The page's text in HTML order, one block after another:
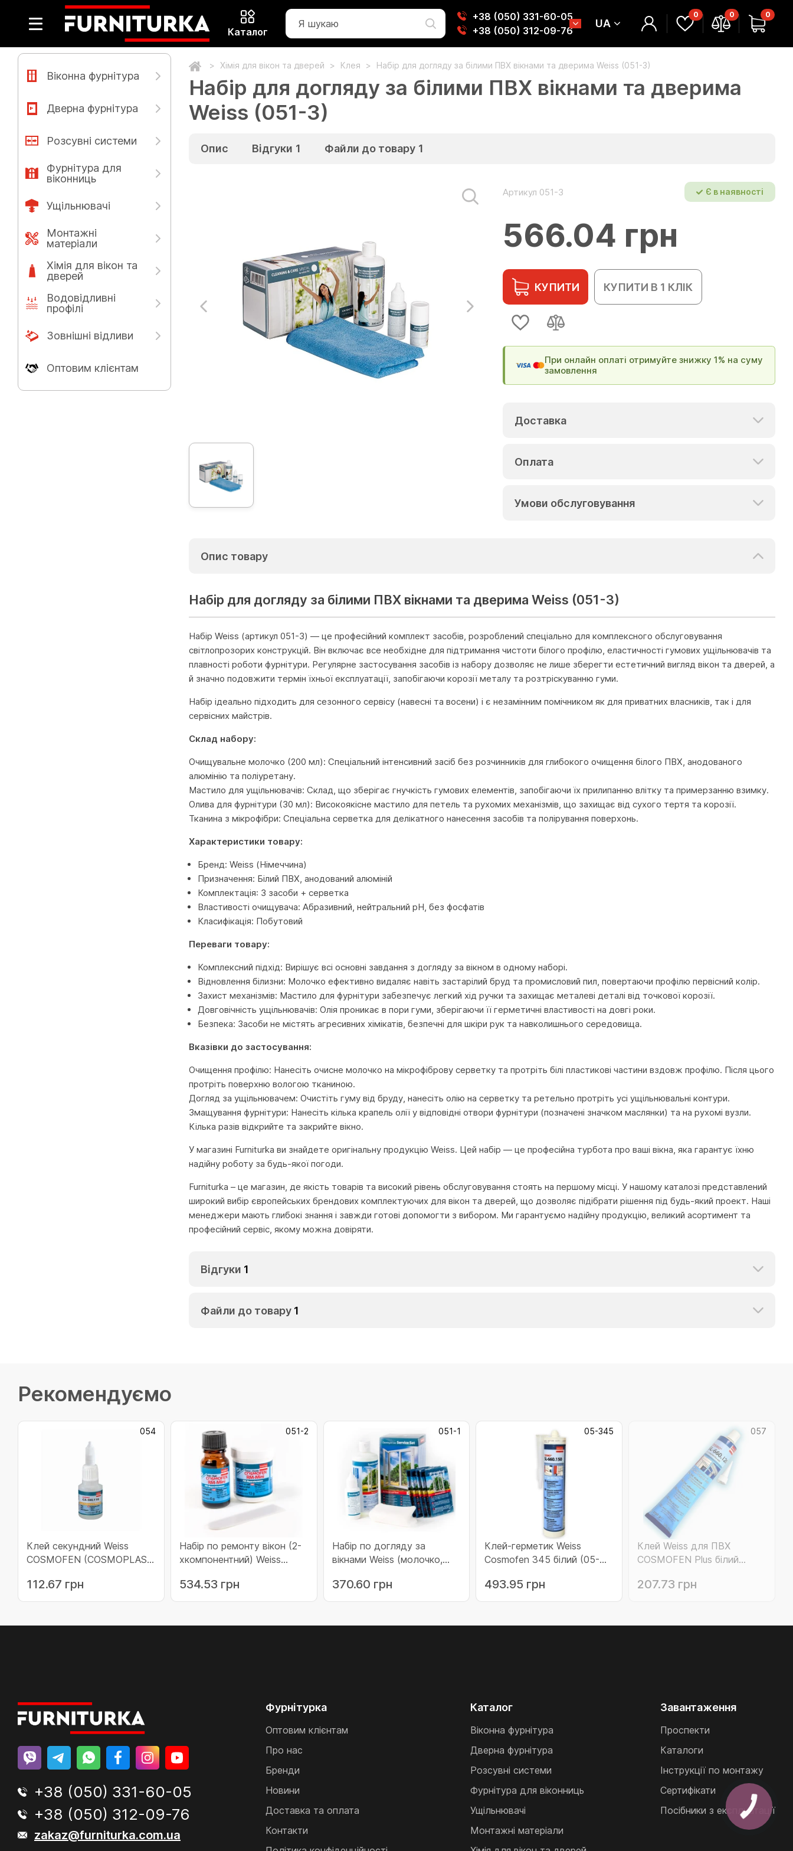
Каталог
+38 (050) 331-60-05
+38 (050) 312-09-76
UA
0 0 0
Віконна фурнітура
Дверна фурнітура
Розсувні системи
Фурнітура для
віконниць
Ущільнювачі
Монтажні
матеріали
Хімія для вікон та
дверей
Водовідливні
профілі
Зовнішні відливи
Оптовим клієнтам
Хімія для вікон та дверей Клея Набір для догляду за білими ПВХ вікнами та дверима Weiss (051-3)
Набір для догляду за білими ПВХ вікнами та дверима
Weiss (051-3)
Опис Відгуки 1 Файли до товару 1
Артикул 051-3 Є в наявності
566.04 грн
КУПИТИ КУПИТИ В 1 КЛІК
При онлайн оплаті отримуйте знижку 1% на суму
замовлення
Доставка
Оплата
Умови обслуговування
Опис товару
Набір для догляду за білими ПВХ вікнами та дверима Weiss (051-3)
Набір Weiss (артикул 051-3) — це професійний комплект засобів, розроблений спеціально для комплексного обслуговування
світлопрозорих конструкцій. Він включає все необхідне для підтримання чистоти білого профілю, еластичності гумових ущільнювачів та
плавності роботи фурнітури. Регулярне застосування засобів із набору дозволяє не лише зберегти естетичний вигляд вікон та дверей, а
й значно подовжити термін їхньої експлуатації, запобігаючи корозії металу та розтріскуванню гуми.
Набір ідеально підходить для сезонного сервісу (навесні та восени) і є незамінним помічником як для приватних власників, так і для
сервісних майстрів.
Склад набору:
Очищувальне молочко (200 мл): Спеціальний інтенсивний засіб без розчинників для глибокого очищення білого ПВХ, анодованого
алюмінію та поліуретану.
Мастило для ущільнювачів: Склад, що зберігає гнучкість гумових елементів, запобігаючи їх прилипанню влітку та примерзанню взимку.
Олива для фурнітури (30 мл): Високоякісне мастило для петель та рухомих механізмів, що захищає від сухого тертя та корозії.
Тканина з мікрофібри: Спеціальна серветка для делікатного нанесення засобів та полірування поверхонь.
Характеристики товару:
Бренд: Weiss (Німеччина)
Призначення: Білий ПВХ, анодований алюміній
Комплектація: 3 засоби + серветка
Властивості очищувача: Абразивний, нейтральний pH, без фосфатів
Класифікація: Побутовий
Переваги товару:
Комплексний підхід: Вирішує всі основні завдання з догляду за вікном в одному наборі.
Відновлення білизни: Молочко ефективно видаляє навіть застарілий бруд та промисловий пил, повертаючи профілю первісний колір.
Захист механізмів: Мастило для фурнітури забезпечує легкий хід ручки та захищає металеві деталі від точкової корозії.
Довговічність ущільнювачів: Олія проникає в пори гуми, зберігаючи її герметичні властивості на довгі роки.
Безпека: Засоби не містять агресивних хімікатів, безпечні для шкіри рук та навколишнього середовища.
Вказівки до застосування:
Очищення профілю: Нанесіть очисне молочко на мікрофіброву серветку та протріть білі пластикові частини вздовж профілю. Після цього
протріть поверхню вологою тканиною.
Догляд за ущільнювачем: Очистіть гуму від бруду, нанесіть олію на серветку та ретельно протріть усі ущільнювальні контури.
Змащування фурнітури: Нанесіть кілька крапель олії у відповідні отвори фурнітури (позначені значком маслянки) та на рухомі вузли.
Кілька разів відкрийте та закрийте вікно.
У магазині Furniturka ви знайдете оригінальну продукцію Weiss. Цей набір — це професійна турбота про ваші вікна, яка гарантує їхню
надійну роботу за будь-якої погоди.
Furniturka – це магазин, де якість товарів та високий рівень обслуговування стоять на першому місці. У нашому каталозі представлений
широкий вибір європейських брендових комплектуючих для вікон та дверей, що дозволяє підібрати рішення під будь-який проект. Наші
менеджери мають глибокі знання і завжди готові допомогти з вибором. Ми гарантуємо надійну продукцію, великий асортимент та
професійний сервіс, якому можна довіряти.
Відгуки 1
Файли до товару 1
Рекомендуємо
054
Клей секундний Weiss
COSMOFEN (COSMOPLAST
112.67 грн
051-2
Набір по ремонту вікон (2-
хкомпонентний) Weiss
реставраційна шпаклівка
(051-2)
534.53 грн
051-1
Набір по догляду за
вікнами Weiss (молочко,
мастило д/фурнітури,
серветки) (051-1)
370.60 грн
05-345
Клей-герметик Weiss
Cosmofen 345 білий (05-
493.95 грн
057
Клей Weiss для ПВХ
COSMOFEN Plus білий
207.73 грн
+38 (050) 331-60-05
+38 (050) 312-09-76
zakaz@furniturka.com.ua
Фурнітурка
Оптовим клієнтам
Про нас
Бренди
Новини
Доставка та оплата
Контакти
Каталог
Віконна фурнітура
Дверна фурнітура
Розсувні системи
Фурнітура для віконниць
Ущільнювачі
Монтажні матеріали
Завантаження
Проспекти
Каталоги
Інструкції по монтажу
Сертифікати
Посібники з експлуатації